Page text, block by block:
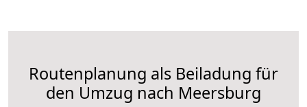
Routenplanung als Beiladung für
den Umzug nach Meersburg